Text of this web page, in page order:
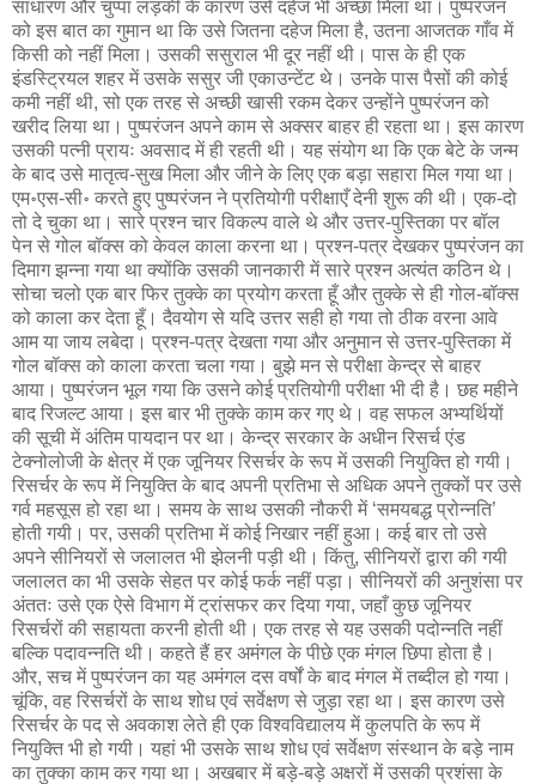
साधारण और चुप्पा लड़की के कारण उसे दहेज भी अच्छा मिला था। पुष्परंजन
को इस बात का गुमान था कि उसे जितना दहेज मिला है, उतना आजतक गाँव में
किसी को नहीं मिला। उसकी ससुराल भी दूर नहीं थी। पास के ही एक
इंडस्ट्रियल शहर में उसके ससुर जी एकाउन्टेंट थे। उनके पास पैसों की कोई
कमी नहीं थी, सो एक तरह से अच्छी खासी रकम देकर उन्होंने पुष्परंजन को
खरीद लिया था। पुष्परंजन अपने काम से अक्सर बाहर ही रहता था। इस कारण
उसकी पत्नी प्रायः अवसाद में ही रहती थी। यह संयोग था कि एक बेटे के जन्म
के बाद उसे मातृत्व-सुख मिला और जीने के लिए एक बड़ा सहारा मिल गया था।
एम॰एस-सी॰ करते हुए पुष्परंजन ने प्रतियोगी परीक्षाएँ देनी शुरू की थी। एक-दो
तो दे चुका था। सारे प्रश्न चार विकल्प वाले थे और उत्तर-पुस्तिका पर बॉल
पेन से गोल बॉक्स को केवल काला करना था। प्रश्न-पत्र देखकर पुष्परंजन का
दिमाग झन्ना गया था क्योंकि उसकी जानकारी में सारे प्रश्न अत्यंत कठिन थे।
सोचा चलो एक बार फिर तुक्के का प्रयोग करता हूँ और तुक्के से ही गोल-बॉक्स
को काला कर देता हूँ। दैवयोग से यदि उत्तर सही हो गया तो ठीक वरना आवे
आम या जाय लबेदा। प्रश्न-पत्र देखता गया और अनुमान से उत्तर-पुस्तिका में
गोल बॉक्स को काला करता चला गया। बुझे मन से परीक्षा केन्द्र से बाहर
आया। पुष्परंजन भूल गया कि उसने कोई प्रतियोगी परीक्षा भी दी है। छह महीने
बाद रिजल्ट आया। इस बार भी तुक्के काम कर गए थे। वह सफल अभ्यर्थियों
की सूची में अंतिम पायदान पर था। केन्द्र सरकार के अधीन रिसर्च एंड
टेक्नोलोजी के क्षेत्र में एक जूनियर रिसर्चर के रूप में उसकी नियुक्ति हो गयी।
रिसर्चर के रूप में नियुक्ति के बाद अपनी प्रतिभा से अधिक अपने तुक्कों पर उसे
गर्व महसूस हो रहा था। समय के साथ उसकी नौकरी में ‘समयबद्ध प्रोन्नति’
होती गयी। पर, उसकी प्रतिभा में कोई निखार नहीं हुआ। कई बार तो उसे
अपने सीनियरों से जलालत भी झेलनी पड़ी थी। किंतु, सीनियरों द्वारा की गयी
जलालत का भी उसके सेहत पर कोई फर्क नहीं पड़ा। सीनियरों की अनुशंसा पर
अंततः उसे एक ऐसे विभाग में ट्रांसफर कर दिया गया, जहाँ कुछ जूनियर
रिसर्चरों की सहायता करनी होती थी। एक तरह से यह उसकी पदोन्नति नहीं
बल्कि पदावन्नति थी। कहते हैं हर अमंगल के पीछे एक मंगल छिपा होता है।
और, सच में पुष्परंजन का यह अमंगल दस वर्षों के बाद मंगल में तब्दील हो गया।
चूंकि, वह रिसर्चरों के साथ शोध एवं सर्वेक्षण से जुड़ा रहा था। इस कारण उसे
रिसर्चर के पद से अवकाश लेते ही एक विश्वविद्यालय में कुलपति के रूप में
नियुक्ति भी हो गयी। यहां भी उसके साथ शोध एवं सर्वेक्षण संस्थान के बड़े नाम
का तुक्का काम कर गया था। अखबार में बड़े-बड़े अक्षरों में उसकी प्रशंसा के